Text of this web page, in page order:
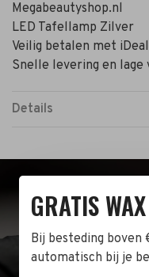
Megabeautyshop.nl
LED Tafellamp Zilver
Veilig betalen met
Snelle levering en lage
Details
Naast de online
winkel in
GRATIS
Bij besteding boven
automatisch bij je